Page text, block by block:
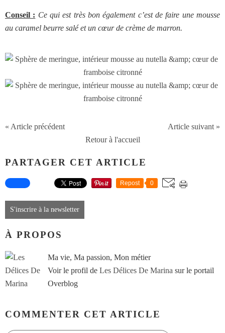
Conseil : Ce qui est très bon également c’est de faire une mousse
au caramel beurre salé et un cœur de crème de marron.
« Article précédent
Article suivant »
Retour à l'accueil
PARTAGER CET ARTICLE
Repost 0
S'inscrire à la newsletter
À PROPOS
Ma vie, Ma passion, Mon métier
Voir le profil de Les Délices De Marina sur le portail
Overblog
COMMENTER CET ARTICLE